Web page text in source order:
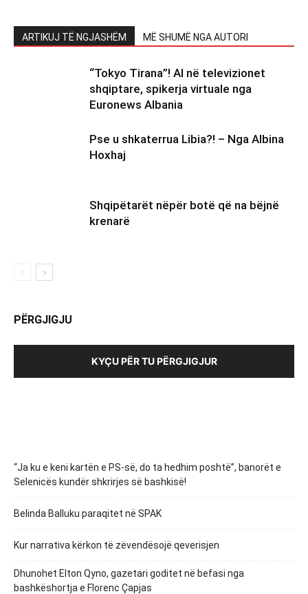
ARTIKUJ TË NGJASHËM MË SHUMË NGA AUTORI
“Tokyo Tirana”! AI në televizionet
shqiptare, spikerja virtuale nga
Euronews Albania
Pse u shkaterrua Libia?! – Nga Albina
Hoxhaj
Shqipëtarët nëpër botë që na bëjnë
krenarë
PËRGJIGJU
KYÇU PËR TU PËRGJIGJUR
“Ja ku e keni kartën e PS-së, do ta hedhim poshtë”, banorët e
Selenicës kundër shkrirjes së bashkisë!
Belinda Balluku paraqitet në SPAK
Kur narrativa kërkon të zëvendësojë qeverisjen
Dhunohet Elton Qyno, gazetari goditet në befasi nga
bashkëshortja e Florenc Çapjas